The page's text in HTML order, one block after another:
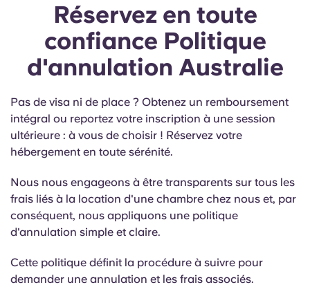
Réservez en toute
confiance Politique
d'annulation Australie
Pas de visa ni de place ? Obtenez un remboursement
intégral ou reportez votre inscription à une session
ultérieure : à vous de choisir ! Réservez votre
hébergement en toute sérénité.
Nous nous engageons à être transparents sur tous les
frais liés à la location d'une chambre chez nous et, par
conséquent, nous appliquons une politique
d'annulation simple et claire.
Cette politique définit la procédure à suivre pour
demander une annulation et les frais associés.